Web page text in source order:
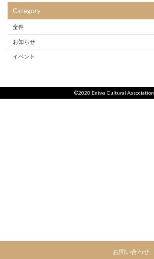
Category
全件
お知らせ
イベント
©2020 Eniwa Cultural Association
お問い合わせ